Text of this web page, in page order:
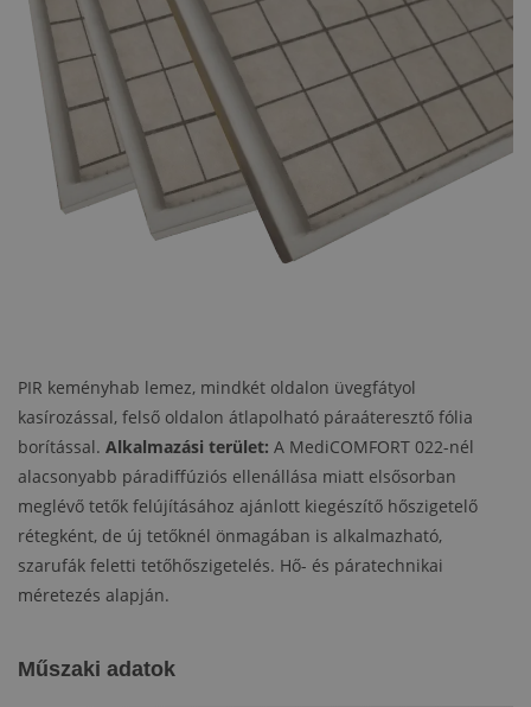
PIR keményhab lemez, mindkét oldalon üvegfátyol
kasírozással, felső oldalon átlapolható páraáteresztő fólia
borítással. Alkalmazási terület: A MediCOMFORT 022-nél
alacsonyabb páradiffúziós ellenállása miatt elsősorban
meglévő tetők felújításához ajánlott kiegészítő hőszigetelő
rétegként, de új tetőknél önmagában is alkalmazható,
szarufák feletti tetőhőszigetelés. Hő- és páratechnikai
méretezés alapján.
Műszaki adatok